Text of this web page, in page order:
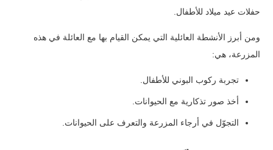
حفلات عيد ميلاد للأطفال.
ومن أبرز الأنشطة العائلية التي يمكن القيام بها مع العائلة في هذه
المزرعة، هي:
تجربة ركوب البوني للأطفال.
أخذ صور تذكارية مع الحيوانات.
التجوّل في أرجاء المزرعة والتعرف على الحيوانات.